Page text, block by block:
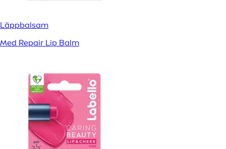
Läppbalsam
Med Repair Lip Balm